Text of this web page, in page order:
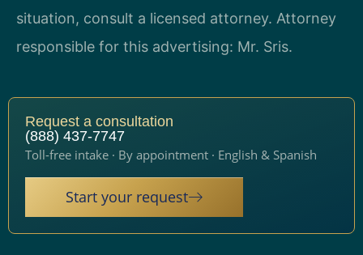
situation, consult a licensed attorney. Attorney
responsible for this advertising: Mr. Sris.
Request a consultation
(888) 437-7747
Toll-free intake · By appointment · English & Spanish
Start your request